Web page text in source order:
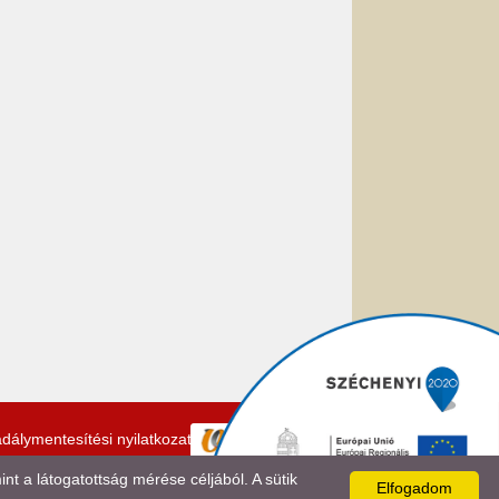
nyilatkozat
Elfogadom
a látogatottság mérése céljából. A sütik